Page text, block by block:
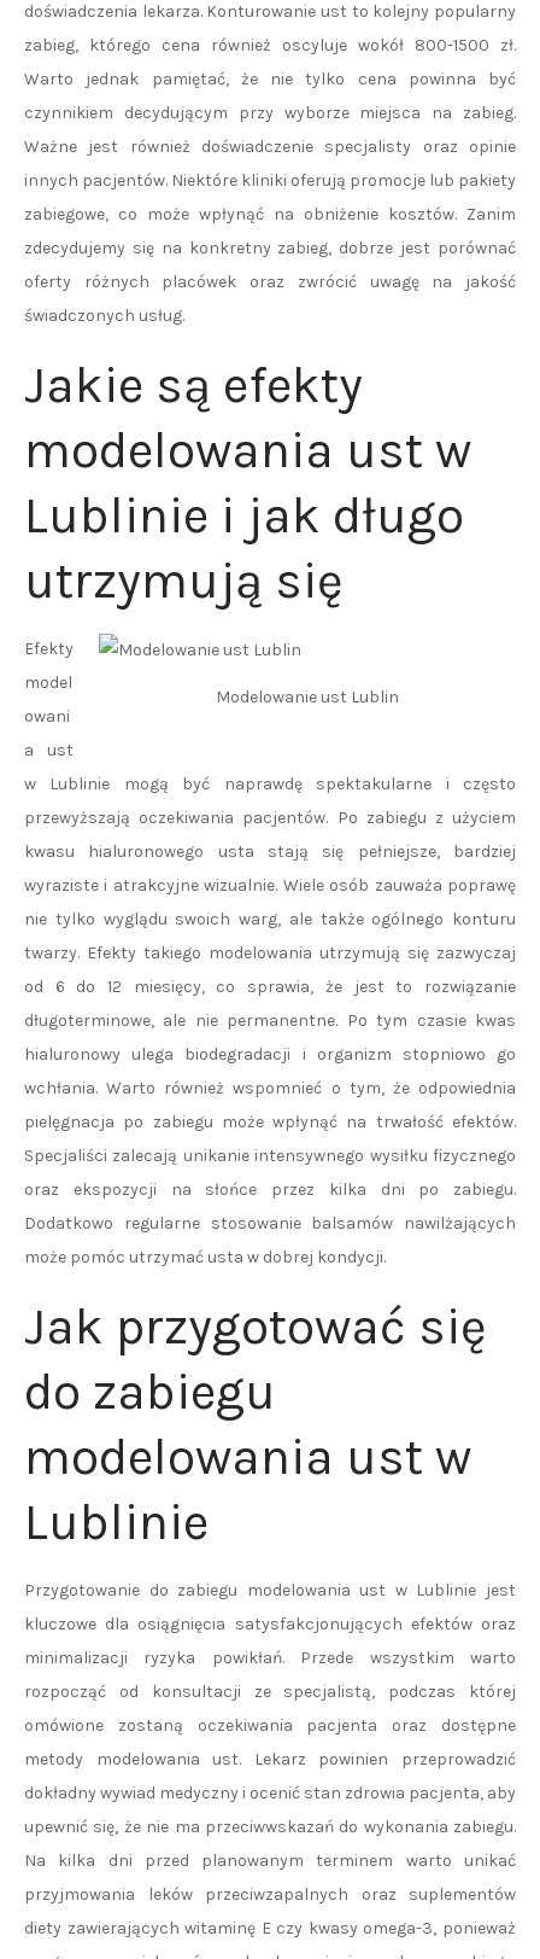
doświadczenia lekarza. Konturowanie ust to kolejny popularny
zabieg, którego cena również oscyluje wokół 800-1500 zł.
Warto jednak pamiętać, że nie tylko cena powinna być
czynnikiem decydującym przy wyborze miejsca na zabieg.
Ważne jest również doświadczenie specjalisty oraz opinie
innych pacjentów. Niektóre kliniki oferują promocje lub pakiety
zabiegowe, co może wpłynąć na obniżenie kosztów. Zanim
zdecydujemy się na konkretny zabieg, dobrze jest porównać
oferty różnych placówek oraz zwrócić uwagę na jakość
świadczonych usług.
Jakie są efekty
modelowania ust w
Lublinie i jak długo
utrzymują się
Modelowanie ust Lublin
Efekty
model
owani
a ust
w Lublinie mogą być naprawdę spektakularne i często
przewyższają oczekiwania pacjentów. Po zabiegu z użyciem
kwasu hialuronowego usta stają się pełniejsze, bardziej
wyraziste i atrakcyjne wizualnie. Wiele osób zauważa poprawę
nie tylko wyglądu swoich warg, ale także ogólnego konturu
twarzy. Efekty takiego modelowania utrzymują się zazwyczaj
od 6 do 12 miesięcy, co sprawia, że jest to rozwiązanie
długoterminowe, ale nie permanentne. Po tym czasie kwas
hialuronowy ulega biodegradacji i organizm stopniowo go
wchłania. Warto również wspomnieć o tym, że odpowiednia
pielęgnacja po zabiegu może wpłynąć na trwałość efektów.
Specjaliści zalecają unikanie intensywnego wysiłku fizycznego
oraz ekspozycji na słońce przez kilka dni po zabiegu.
Dodatkowo regularne stosowanie balsamów nawilżających
może pomóc utrzymać usta w dobrej kondycji.
Jak przygotować się
do zabiegu
modelowania ust w
Lublinie
Przygotowanie do zabiegu modelowania ust w Lublinie jest
kluczowe dla osiągnięcia satysfakcjonujących efektów oraz
minimalizacji ryzyka powikłań. Przede wszystkim warto
rozpocząć od konsultacji ze specjalistą, podczas której
omówione zostaną oczekiwania pacjenta oraz dostępne
metody modelowania ust. Lekarz powinien przeprowadzić
dokładny wywiad medyczny i ocenić stan zdrowia pacjenta, aby
upewnić się, że nie ma przeciwwskazań do wykonania zabiegu.
Na kilka dni przed planowanym terminem warto unikać
przyjmowania leków przeciwzapalnych oraz suplementów
diety zawierających witaminę E czy kwasy omega-3, ponieważ